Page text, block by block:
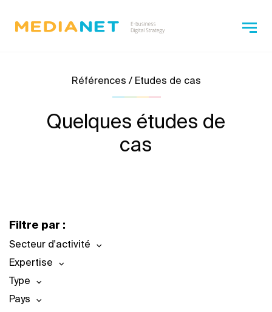
Références / Etudes de cas
Quelques études de
cas
Filtre par :
Secteur d'activité
Expertise
Type
Pays